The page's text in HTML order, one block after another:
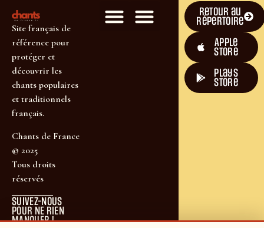
Site français de
référence pour
protéger et
découvrir les
chants populaires
et traditionnels
français.
Chants de France
© 2025
Tous droits
réservés
SUIVEZ-NOUS
POUR NE RIEN
MANQUER !
Retour au
répertoire
Apple
Store
plays
store